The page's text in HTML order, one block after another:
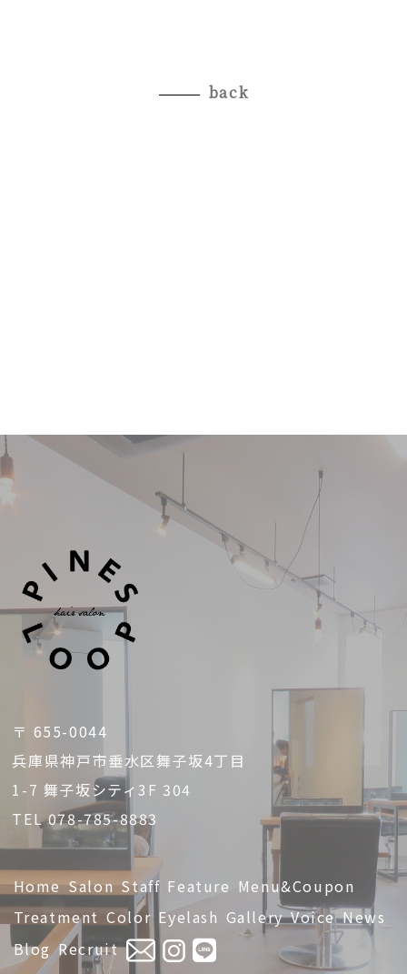
back
〒 655-0044
兵庫県神戸市垂水区舞子坂4丁目
1-7 舞子坂シティ3F 304
TEL 078-785-8883
Home Salon Staff Feature Menu&Coupon
Treatment Color Eyelash Gallery Voice News
Blog Recruit